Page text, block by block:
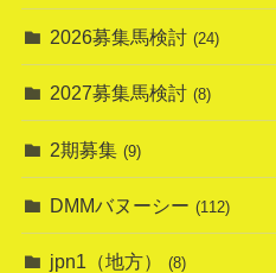
2026募集馬検討 (24)
2027募集馬検討 (8)
2期募集 (9)
DMMバヌーシー (112)
jpn1（地方） (8)